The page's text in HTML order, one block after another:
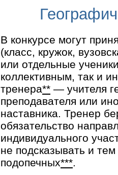
В конкурсе могут
(класс, кружок,
или отдельные
коллективным, так и
тренера** — учителя
преподавателя или
наставника. Тренер
обязательство
индивидуального
не подсказывать и
подопечных***.